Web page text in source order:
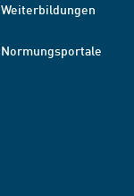
Weiterbildungen
Normungsportale